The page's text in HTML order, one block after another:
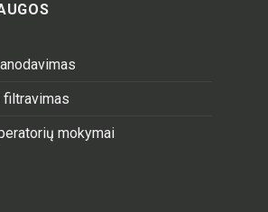
filtravimas
mokymai